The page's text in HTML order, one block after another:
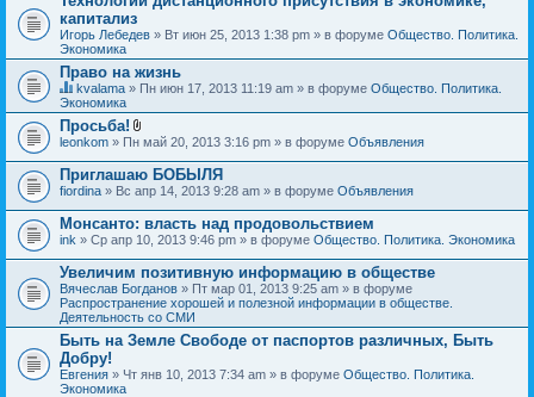
н
и
я
капитализ
Игорь Лебедев » Вт июн 25, 2013 1:38 pm » в форуме Общество. Политика.
Экономика
Право на жизнь
Д
а
н
н
я
т
е
м
а
с
о
д
е
р
ж
и
т
о
п
р
kvalama » Пн июн 17, 2013 11:19 am » в форуме Общество. Политика.
Экономика
Просьба!
В
о
ж
е
н
и
я
leonkom » Пн май 20, 2013 3:16 pm » в форуме Объявления
Приглашаю БОБЫЛЯ
fiordina » Вс апр 14, 2013 9:28 am » в форуме Объявления
Монсанто: власть над продовольствием
ink » Ср апр 10, 2013 9:46 pm » в форуме Общество. Политика. Экономика
Увеличим позитивную информацию в обществе
Вячеслав Богданов » Пт мар 01, 2013 9:25 am » в форуме
Распространение хорошей и полезной информации в обществе.
Деятельность со СМИ
Быть на Земле Свободе от паспортов различных, Быть
Добру!
Евгения » Чт янв 10, 2013 7:34 am » в форуме Общество. Политика.
Экономика